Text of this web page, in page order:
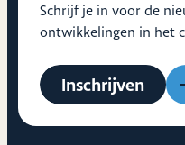
Schrijf je in voor de
ontwikkelingen in het
Inschrijven